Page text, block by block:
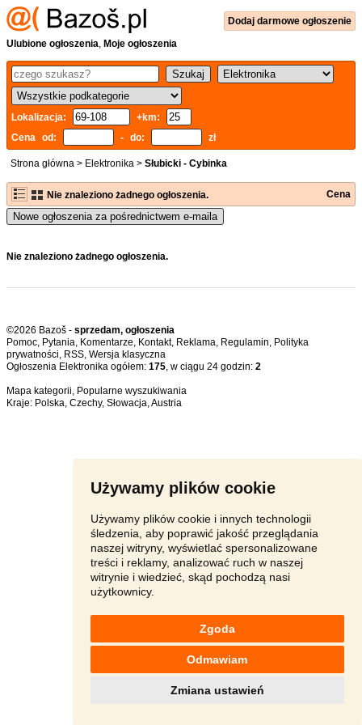
Używamy plików cookie
Używamy plików cookie i innych technologii
śledzenia, aby poprawić jakość przeglądania
naszej witryny, wyświetlać spersonalizowane
treści i reklamy, analizować ruch w naszej
witrynie i wiedzieć, skąd pochodzą nasi
użytkownicy.
Zgoda
Odmawiam
Zmiana ustawień
Dodaj darmowe ogłoszenie
Ulubione ogłoszenia, Moje ogłoszenia
Lokalizacja:
+km:
Cena od:
- do: zł
Strona główna > Elektronika > Słubicki - Cybinka
Nie znaleziono żadnego ogłoszenia. Cena
Nowe ogłoszenia za pośrednictwem e-maila
Nie znaleziono żadnego ogłoszenia.
©2026 Bazoš - sprzedam, ogłoszenia
Pomoc, Pytania, Komentarze, Kontakt, Reklama, Regulamin, Polityka
prywatności, RSS,
Ogłoszenia Elektronika ogółem: 175, w ciągu 24 godzin: 2
Mapa kategorii, Popularne wyszukiwania
Kraje: Polska, Czechy, Słowacja,Austria